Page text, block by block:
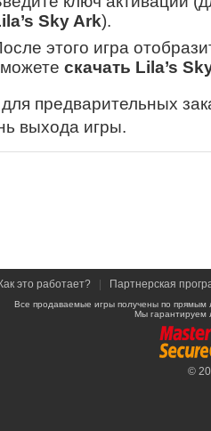
Sky Ark).
этого игра
скачать Lila’s
предварительных
выхода игры.
Как это работает? Партнерская
Все продаваемые игры получены по
Мы гарантируем
©